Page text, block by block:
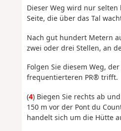
Dieser Weg wird nur
Seite, die über das Tal
Nach gut hundert Metern
zwei oder drei Stellen, an
Folgen Sie diesem Weg,
frequentierteren PR® trifft.
(4) Biegen Sie rechts ab
150 m vor der Pont du
handelt sich um die Hütte